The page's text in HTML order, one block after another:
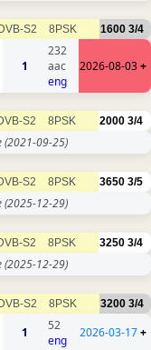
DVB-S2 8PSK 1600 3/4
1
232
aac
eng
2026-08-03+
S2 8PSK 2000 3/4
(2021-09-25)
S2 8PSK 3650 3/5
(2025-12-29)
S2 8PSK 3250 3/4
(2025-12-29)
DVB-S2 8PSK 3200 3/4
1
52
eng
2026-03-17+